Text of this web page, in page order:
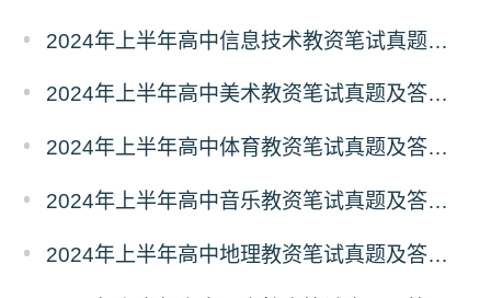
2024年上半年高中信息技术教资笔试真题及答案（考后更新）
2024年上半年高中美术教资笔试真题及答案（考后更新）
2024年上半年高中体育教资笔试真题及答案（考后更新）
2024年上半年高中音乐教资笔试真题及答案（考后更新）
2024年上半年高中地理教资笔试真题及答案（考后更新）